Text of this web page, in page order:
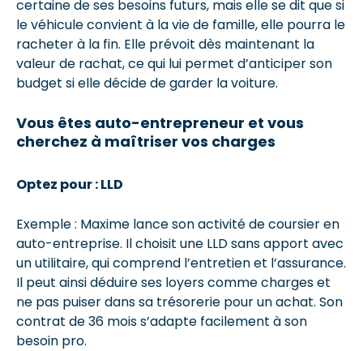
certaine de ses besoins futurs, mais elle se dit que si
le véhicule convient à la vie de famille, elle pourra le
racheter à la fin. Elle prévoit dès maintenant la
valeur de rachat, ce qui lui permet d’anticiper son
budget si elle décide de garder la voiture.
Vous êtes auto-entrepreneur et vous
cherchez à maîtriser vos charges
Optez pour : LLD
Exemple : Maxime lance son activité de coursier en
auto-entreprise. Il choisit une LLD sans apport avec
un utilitaire, qui comprend l’entretien et l’assurance.
Il peut ainsi déduire ses loyers comme charges et
ne pas puiser dans sa trésorerie pour un achat. Son
contrat de 36 mois s’adapte facilement à son
besoin pro.